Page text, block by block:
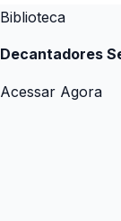
Biblioteca
Decantadores
Acessar Agora